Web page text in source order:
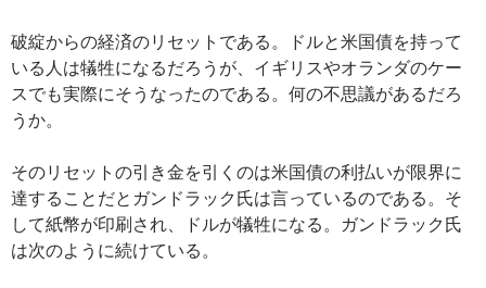
破綻からの経済のリセットである。ドルと米国債を持って
いる人は犠牲になるだろうが、イギリスやオランダのケー
スでも実際にそうなったのである。何の不思議があるだろ
うか。
そのリセットの引き金を引くのは米国債の利払いが限界に
達することだとガンドラック氏は言っているのである。そ
して紙幣が印刷され、ドルが犠牲になる。ガンドラック氏
は次のように続けている。